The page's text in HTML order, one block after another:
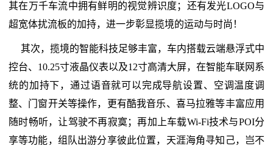
其在万千车流中拥有鲜明的视觉辨识度；还有发光LOGO与
超宽体扰流板的加持，进一步彰显揽境的运动与时尚！
其次，揽境的智能科技足够丰富，车内搭载云端悬浮式中
控台、10.25寸液晶仪表以及12寸高清大屏，在智能车联网系
统的加持下，通过语音就可以完成导航设置、空调温度调
整、门窗开关等操作，更有酷我音乐、喜马拉雅等丰富应用
随时畅听，让驾驶不再寂寞；再加上车载Wi-Fi技术与POI分
享等功能，组队出游分享彼此位置，天涯海角寻知己，岂不